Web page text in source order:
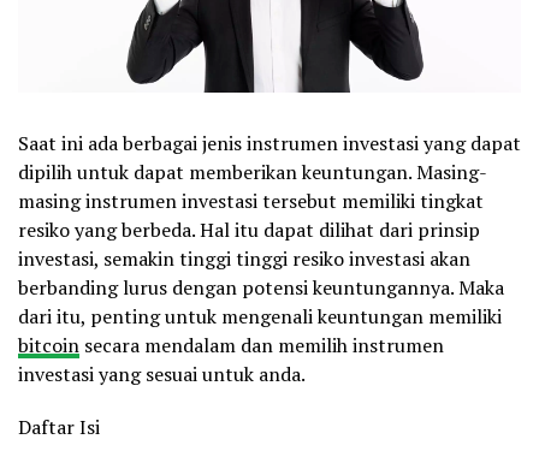
Saat ini ada berbagai jenis instrumen investasi yang dapat
dipilih untuk dapat memberikan keuntungan. Masing-
masing instrumen investasi tersebut memiliki tingkat
resiko yang berbeda. Hal itu dapat dilihat dari prinsip
investasi, semakin tinggi tinggi resiko investasi akan
berbanding lurus dengan potensi keuntungannya. Maka
dari itu, penting untuk mengenali keuntungan memiliki
bitcoin secara mendalam dan memilih instrumen
investasi yang sesuai untuk anda.
Daftar Isi